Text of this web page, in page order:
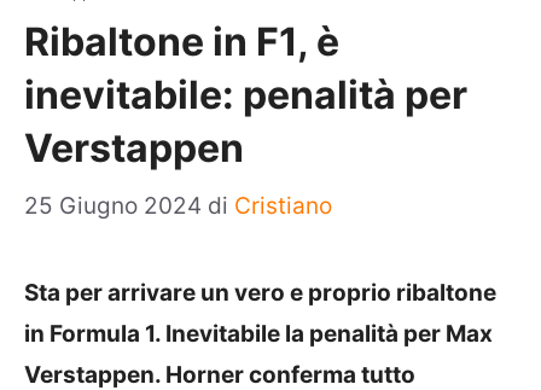
Ribaltone in F1, è
inevitabile: penalità per
Verstappen
25 Giugno 2024 di Cristiano
Sta per arrivare un vero e proprio ribaltone
in Formula 1. Inevitabile la penalità per Max
Verstappen. Horner conferma tutto